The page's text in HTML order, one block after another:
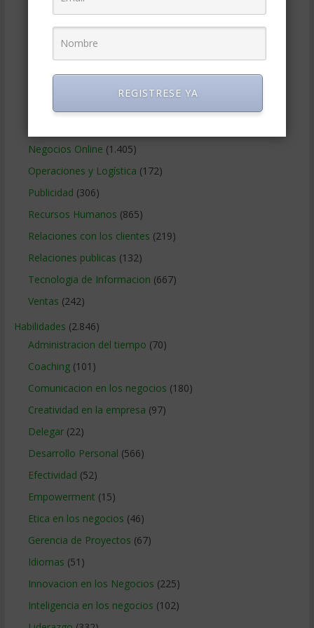
Gobierno Corporativo(11)
(125)
Marketing(988)
Negocios Online (1.405)
Operaciones y Logística (172)
Publicidad (306)
Recursos Humanos (865)
Relaciones con los clientes (219)
Relaciones publicas (132)
Tecnologia de Informacion (667)
Ventas (242)
Habilidades (2.846)
Administracion del tiempo (70)
Coaching(101)
Comunicacion en los negocios (180)
Creatividad en la empresa (97)
Delegar(22)
Desarrollo Personal (566)
Efectividad (52)
Empowerment (15)
Etica en los negocios (46)
Gerencia de Proyectos (67)
Idiomas (51)
Innovacion en los Negocios (225)
Inteligencia en los negocios (102)
REGISTRESE YA